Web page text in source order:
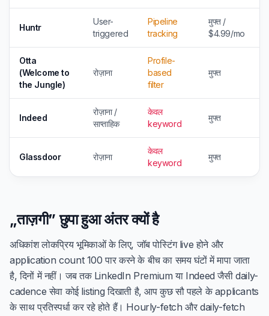
Huntr
User-
triggered
Pipeline
tracking
मुफ्त /
$4.99/mo
Otta
(Welcome to
the Jungle)
रोज़ाना
Profile-
based
filter
मुफ्त
Indeed
रोज़ाना /
साप्ताहिक
केवल
keyword
मुफ्त
Glassdoor रोज़ाना
केवल
keyword
मुफ्त
„ताज़गी” छुपा हुआ अंतर क्यों है
अधिकांश लोकप्रिय भूमिकाओं के लिए, जॉब पोस्टिंग live होने और
application count 100 पार करने के बीच का समय घंटों में मापा जाता
है, दिनों में नहीं। जब तक LinkedIn Premium या Indeed जैसी daily-
cadence सेवा कोई listing दिखाती है, आप कुछ सौ पहले के applicants
के साथ प्रतिस्पर्धा कर रहे होते हैं। Hourly-fetch और daily-fetch